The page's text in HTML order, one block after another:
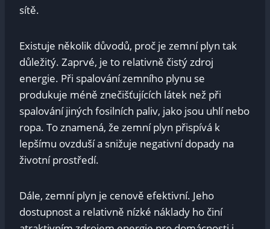
sítě.
Existuje několik důvodů, ⁢proč je zemní plyn tak⁣
důležitý. Zaprvé, je to‍ relativně čistý zdroj
energie. Při spalování⁣ zemního​ plynu se
produkuje ⁤méně⁢ znečišťujících látek než při
spalování jiných fosilních paliv, jako jsou uhlí nebo
ropa. To ‍znamená, že zemní plyn přispívá k
lepšímu ovzduší ⁣a snižuje negativní dopady na
životní prostředí.
Dále, zemní plyn​ je cenově efektivní. Jeho
dostupnost a relativně nízké náklady ho⁤ činí